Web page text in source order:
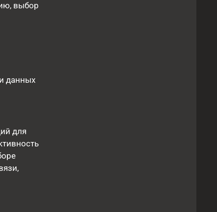
выбор
данных
для